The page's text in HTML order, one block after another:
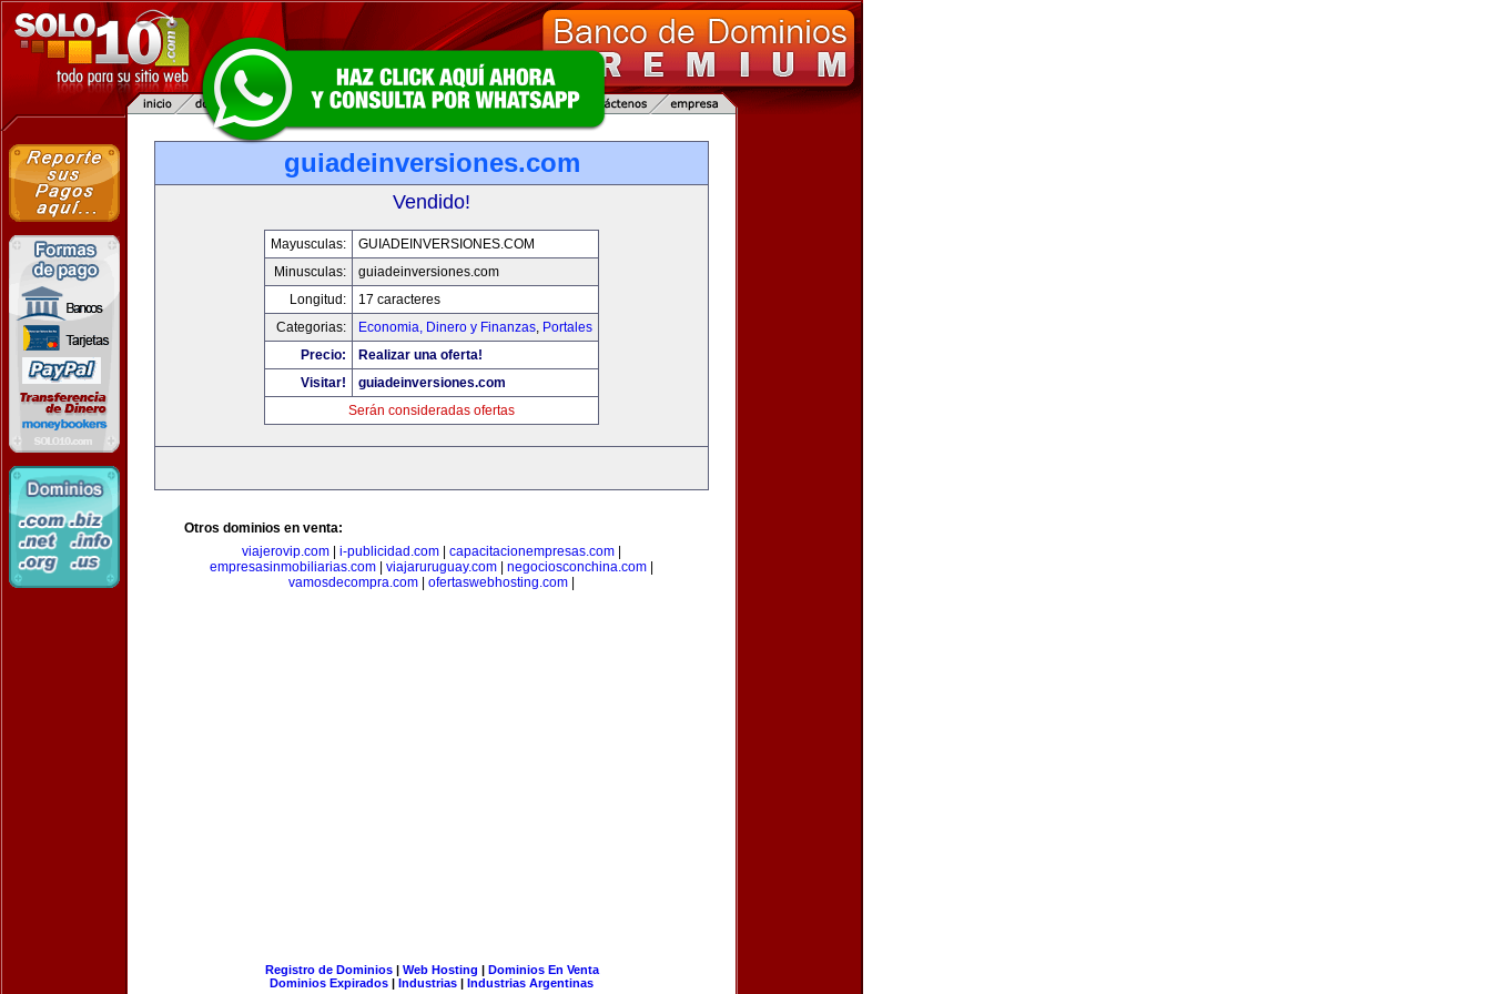
guiadeinversiones.com
Vendido!
Mayusculas:
GUIADEINVERSIONES.COM
Minusculas:
guiadeinversiones.com
Longitud:
17 caracteres
Categorias:
Economia, Dinero y Finanzas, Portales
Precio:
Realizar una oferta!
Visitar!
guiadeinversiones.com
Serán consideradas ofertas
Otros dominios en venta:
viajerovip.com
i-publicidad.com capacitacionempresas.com
empresasinmobiliarias.com
viajaruruguay.com negociosconchina.com
vamosdecompra.com
ofertaswebhosting.com
Registro de Dominios| Web Hosting | Dominios En Venta
Dominios Expirados | Industrias | Industrias Argentinas